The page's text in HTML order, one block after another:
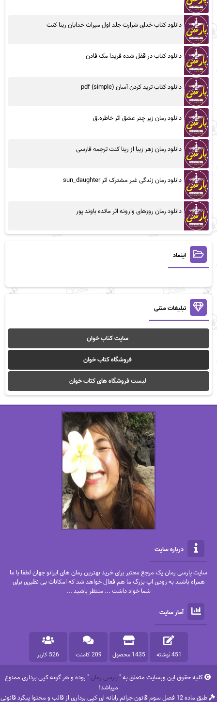
دانلود کتاب خدای شرارت جلد اول میراث خدایان رینا کنت
دانلود کتاب در قفل شده فریدا مک فادن
دانلود کتاب ترید کردن آسان (simple) pdf
دانلود رمان زیر چتر عشق اثر خاطره.ق
دانلود رمان زهر زیبا از رینا کنت ترجمه فارسی
دانلود رمان زندگی غیر مشترک اثر sun_daughter
دانلود رمان روزهای وارونه اثر مائده باوند پور
اینماد
تبلیغات متنی
سایت کتاب خوان
فروشگاه کتاب خوان
لیست فروشگاه های کتاب خوان
درباره سایت
سایت پارسی رمان یک مرجع معتبر برای خرید بهترین رمان های ایرانو جهان لطفا با ما
همراه باشید به زودی اپ بزرگ ما هم فعال خواهد شد که امکانات بی نظیری برای
شما خواد داشت ... منتظر باشید ...
آمار سایت
451 نوشته 1435 محصول 209 کامنت 526 کاربر
کلیه حقوق این وبسایت متعلق به "پارسی رمان" بوده و هر گونه کپی برداری ممنوع
میباشد!
طبق ماده 12 فصل سوم قانون جرائم رایانه ای کپی برداری از قالب و محتوا پیگرد قانونی